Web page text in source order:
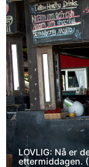
LOVLIG: Nå er
ettermiddagen.